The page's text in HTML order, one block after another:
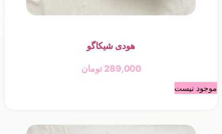
هودی شیکاگو
289,000 تومان
موجود نیست